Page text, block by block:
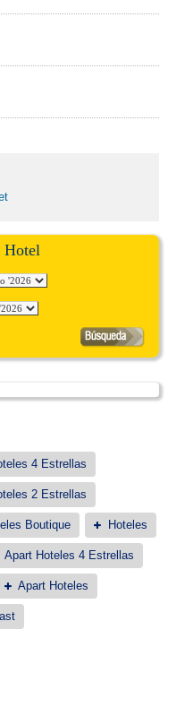
Hotel
4 Estrellas
2 Estrellas
Boutique Hoteles
Apart Hoteles 4 Estrellas
Apart Hoteles